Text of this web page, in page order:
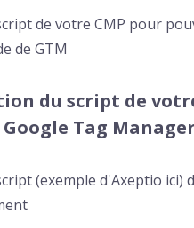
de votre CMP pour
de GTM
du script de
Tag
(exemple d'Axeptio